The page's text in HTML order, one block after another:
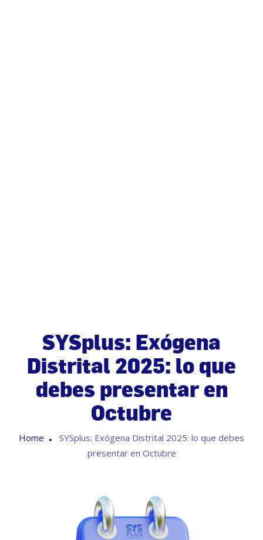
SYSplus: Exógena
Distrital 2025: lo que
debes presentar en
Octubre
Home
SYSplus: Exógena Distrital 2025: lo que debes
presentar en Octubre